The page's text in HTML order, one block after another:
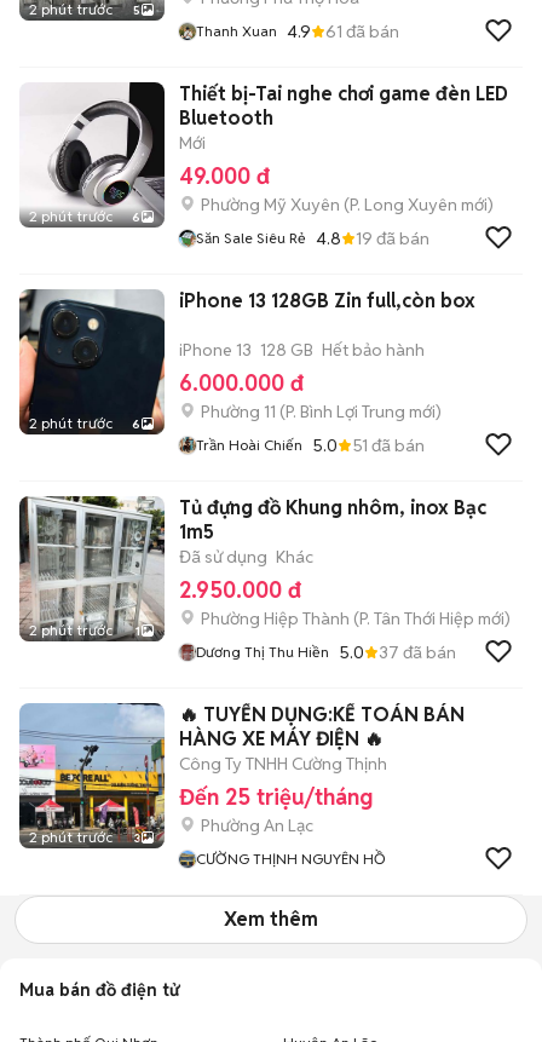
2 phút trước 5
Thanh Xuan 4.9 61 đã bán
2 phút trước 6
Thiết bị-Tai nghe chơi game đèn LED
Bluetooth
Mới
49.000 đ
Phường Mỹ Xuyên (P. Long Xuyên mới)
Săn Sale Siêu Rẻ 4.8 19 đã bán
2 phút trước 6
iPhone 13 128GB Zin full,còn box
iPhone 13 128 GB Hết bảo hành
6.000.000 đ
Phường 11 (P. Bình Lợi Trung mới)
Trần Hoài Chiến 5.0 51 đã bán
2 phút trước 1
Tủ đựng đồ Khung nhôm, inox Bạc
1m5
Đã sử dụng Khác
2.950.000 đ
Phường Hiệp Thành (P. Tân Thới Hiệp mới)
Dương Thị Thu Hiền 5.0 37 đã bán
2 phút trước 3
🔥 TUYỂN DỤNG:KẾ TOÁN BÁN
HÀNG XE MÁY ĐIỆN 🔥
Công Ty TNHH Cường Thịnh
Đến 25 triệu/tháng
Phường An Lạc
CƯỜNG THỊNH NGUYÊN HỒ
Xem thêm
Mua bán đồ điện tử